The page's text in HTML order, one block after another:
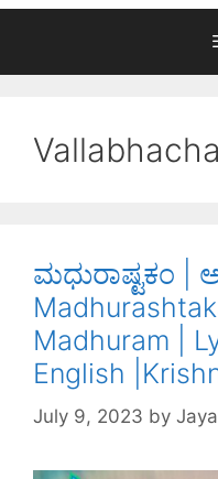
ಮಧುರಾಷ್ಟಕಂ |
Madhuram |
English
July 9, 2023 by